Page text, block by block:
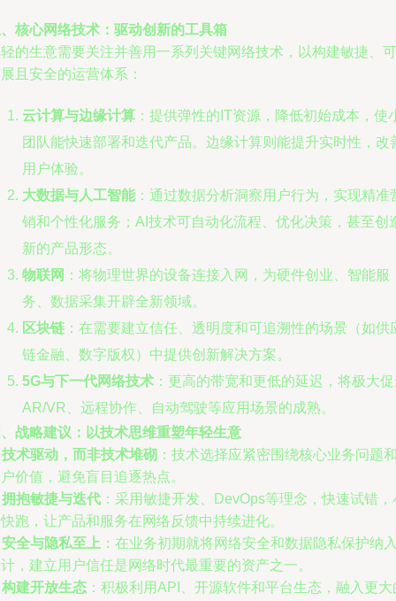
核心网络技术：驱动创新的工具箱
的生意需要关注并善用一系列关键网络技术，以构建敏捷、可
且安全的运营体系：
云计算与边缘计算 ：提供弹性的IT资源，降低初始成本，使
团队能快速部署和迭代产品。边缘计算则能提升实时性，改
用户体验。
大数据与人工智能 ：通过数据分析洞察用户行为，实现精准
销和个性化服务；AI技术可自动化流程、优化决策，甚至创
新的产品形态。
物联网 ：将物理世界的设备连接入网，为硬件创业、智能服
务、数据采集开辟全新领域。
区块链 ：在需要建立信任、透明度和可追溯性的场景（如供
链金融、数字版权）中提供创新解决方案。
5G与下一代网络技术 ：更高的带宽和更低的延迟，将极大
AR/VR、远程协作、自动驾驶等应用场景的成熟。
战略建议：以技术思维重塑年轻生意
技术驱动，而非技术堆砌 ：技术选择应紧密围绕核心业务问题
价值，避免盲目追逐热点。
拥抱敏捷与迭代 ：采用敏捷开发、DevOps等理念，快速试错，
跑，让产品和服务在网络反馈中持续进化。
安全与隐私至上 ：在业务初期就将网络安全和数据隐私保护纳
，建立用户信任是网络时代最重要的资产之一。
构建开放生态 ：积极利用API、开源软件和平台生态，融入更大